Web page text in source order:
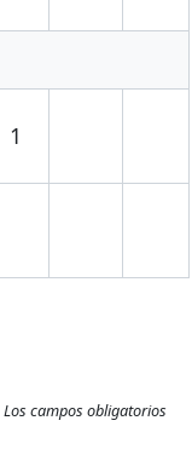
1
Los campos obligatorios